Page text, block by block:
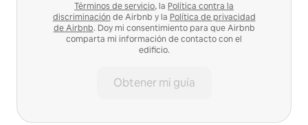
Términos de servicio, la Política contra la
discriminación de Airbnb y la Política de privacidad
de Airbnb. Doy mi consentimiento para que Airbnb
comparta mi información de contacto con el
edificio.
Obtener mi guía